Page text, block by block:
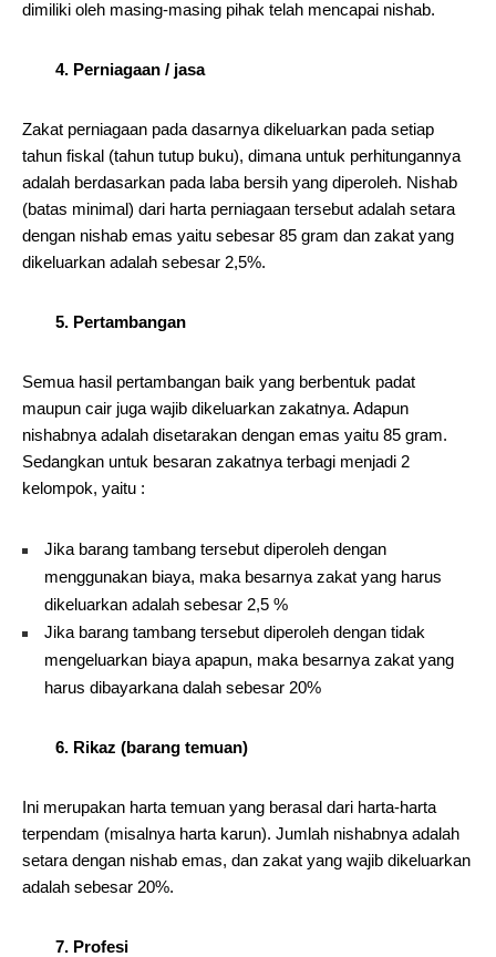
dimiliki oleh masing-masing pihak telah mencapai nishab.
4. Perniagaan / jasa
Zakat perniagaan pada dasarnya dikeluarkan pada setiap
tahun fiskal (tahun tutup buku), dimana untuk perhitungannya
adalah berdasarkan pada laba bersih yang diperoleh. Nishab
(batas minimal) dari harta perniagaan tersebut adalah setara
dengan nishab emas yaitu sebesar 85 gram dan zakat yang
dikeluarkan adalah sebesar 2,5%.
5. Pertambangan
Semua hasil pertambangan baik yang berbentuk padat
maupun cair juga wajib dikeluarkan zakatnya. Adapun
nishabnya adalah disetarakan dengan emas yaitu 85 gram.
Sedangkan untuk besaran zakatnya terbagi menjadi 2
kelompok, yaitu :
Jika barang tambang tersebut diperoleh dengan
menggunakan biaya, maka besarnya zakat yang harus
dikeluarkan adalah sebesar 2,5 %
Jika barang tambang tersebut diperoleh dengan tidak
mengeluarkan biaya apapun, maka besarnya zakat yang
harus dibayarkana dalah sebesar 20%
6. Rikaz (barang temuan)
Ini merupakan harta temuan yang berasal dari harta-harta
terpendam (misalnya harta karun). Jumlah nishabnya adalah
setara dengan nishab emas, dan zakat yang wajib dikeluarkan
adalah sebesar 20%.
7. Profesi